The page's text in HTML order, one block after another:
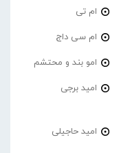
ام تی
ام سی داج
امو بند و محتشم
امید برجی
امید حاجیلی